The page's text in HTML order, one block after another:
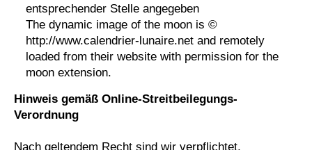
entsprechender Stelle angegeben
The dynamic image of the moon is ©
http://www.calendrier-lunaire.netand remotely
loaded from their website with permission for the
moon extension.
Hinweis gemäß Online-Streitbeilegungs-
Verordnung
Nach geltendem Recht sind wir verpflichtet,